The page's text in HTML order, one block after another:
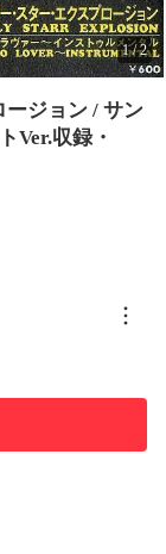
1/2
ージョン / サン
Ver.収録・